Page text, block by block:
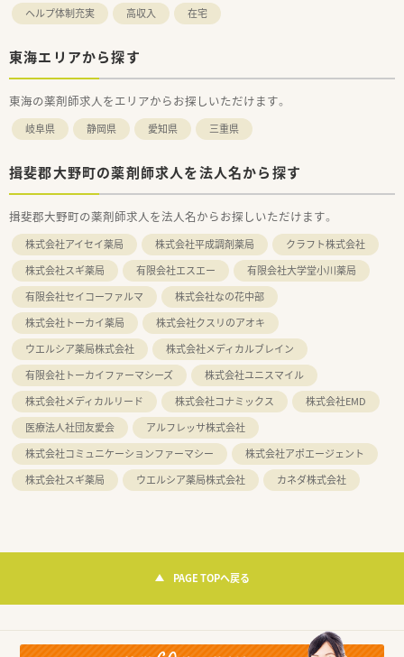
ヘルプ体制充実
高収入 在宅
東海エリアから探す
東海の薬剤師求人をエリアからお探しいただけます。
岐阜県 静岡県 愛知県 三重県
揖斐郡大野町の薬剤師求人を法人名から探す
揖斐郡大野町の薬剤師求人を法人名からお探しいただけます。
株式会社アイセイ薬局 株式会社平成調剤薬局
クラフト株式会社
株式会社スギ薬局
有限会社エスエー
有限会社大学堂小川薬局
有限会社セイコーファルマ
株式会社なの花中部
株式会社トーカイ薬局
株式会社クスリのアオキ
ウエルシア薬局株式会社
株式会社メディカルブレイン
有限会社トーカイファーマシーズ
株式会社ユニスマイル
株式会社メディカルリード
株式会社コナミックス
株式会社EMD
医療法人社団友愛会
アルフレッサ株式会社
株式会社コミュニケーションファーマシー
株式会社アポエージェント
株式会社スギ薬局
ウエルシア薬局株式会社 カネダ株式会社
PAGE TOPへ戻る